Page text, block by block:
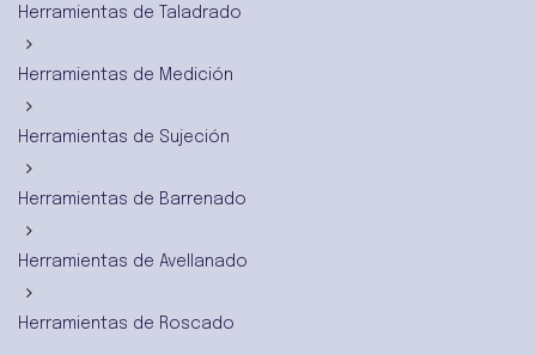
Herramientas de Taladrado
Herramientas de Medición
Herramientas de Sujeción
Herramientas de Barrenado
Herramientas de Avellanado
Herramientas de Roscado